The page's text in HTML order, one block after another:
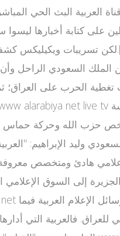
العربية البث الحي
تغطية الحرب على
حزب الله وحركة حماس
وليد الإبراهيم:
فالعربية التي